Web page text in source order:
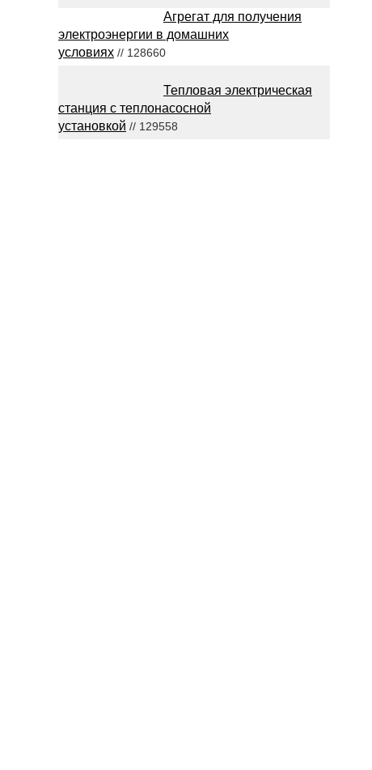
Агрегат для получения
электроэнергии в домашних
условиях // 128660
Тепловая электрическая
станция с теплонасосной
установкой // 129558